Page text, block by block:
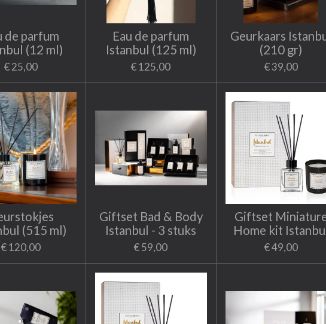
de parfum
(12 ml)
€ 25,00
Eau de parfum
Istanbul (125 ml)
€ 125,00
Geurkaars
(210 gr)
€ 39,00
(515 ml)
€ 120,00
Giftset Bad & Body
Istanbul - 3 stuks
€ 59,00
Giftset
Home kit
€ 49,00